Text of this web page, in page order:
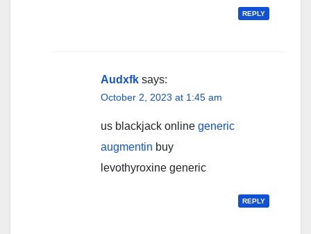
REPLY
Audxfk says:
October 2, 2023 at 1:45 am
us blackjack online generic
augmentin buy
levothyroxine generic
REPLY